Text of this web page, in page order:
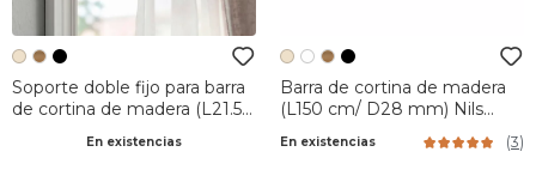
Soporte doble fijo para barra
de cortina de madera (L21.5
BarnizadoEn existencias
Barra de cortina de madera
(L150 cm/ D28 mm) Nils
En existencias (3)